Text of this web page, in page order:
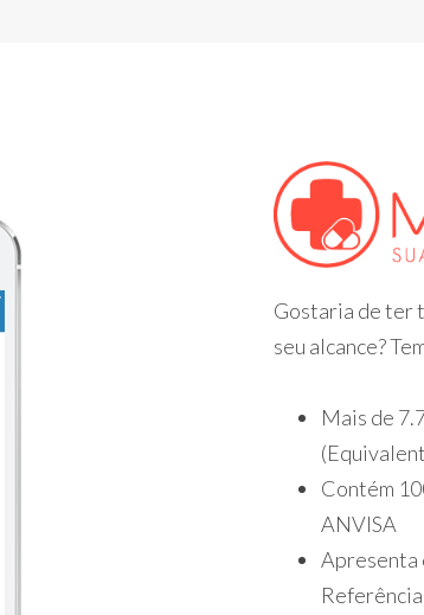
Gostaria de ter
seu alcance?
Mais de
Contém
ANVISA
Apresenta